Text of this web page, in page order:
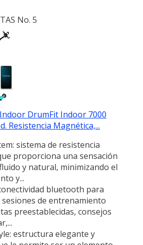
No. 5
DrumFit Indoor 7000
Resistencia Magnética,...
sistema de resistencia
proporciona una sensación
y natural, minimizando el
y...
bluetooth para
de entrenamiento
preestablecidas, consejos
estructura elegante y